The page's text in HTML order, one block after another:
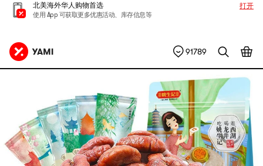
北美海外华人购物首选
使用 App 可获取更多优惠活动、库存信息等
打开
91789